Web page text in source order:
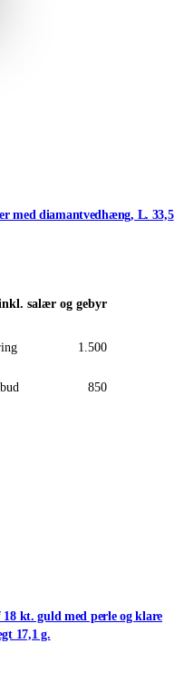
med diamantvedhæng, L. 33,5
salær og gebyr
1.500
850
kt. guld med perle og klare
17,1 g.